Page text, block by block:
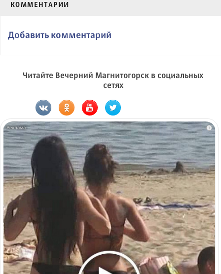
КОММЕНТАРИИ
Добавить комментарий
Читайте Вечерний Магнитогорск в социальных
сетях
i